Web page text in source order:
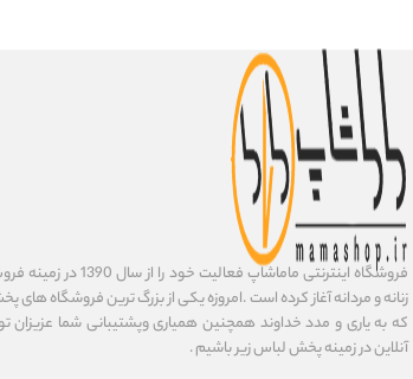
فروشگاه اینترنتی
زنانه و مردانه آغاز کرده است .امروزه یکی از بزرگ ترین فروشگاه
که به یاری و مدد خداوند همچنین همیاری وپشتیبانی شما
آنلاین در زمینه پخش لباس زیر باشیم .